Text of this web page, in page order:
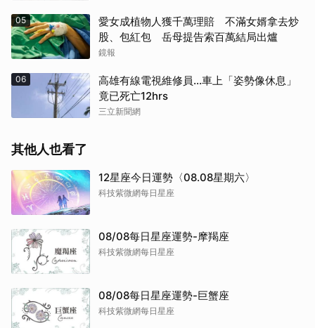
05
愛女成植物人獲千萬理賠 不滿女婿拿去炒
股、包紅包 岳母提告索百萬結局出爐
鏡報
06
高雄有線電視維修員…車上「姿勢像休息」
竟已死亡12hrs
三立新聞網
其他人也看了
12星座今日運勢〈08.08星期六〉
科技紫微網每日星座
08/08每日星座運勢-摩羯座
科技紫微網每日星座
08/08每日星座運勢-巨蟹座
科技紫微網每日星座